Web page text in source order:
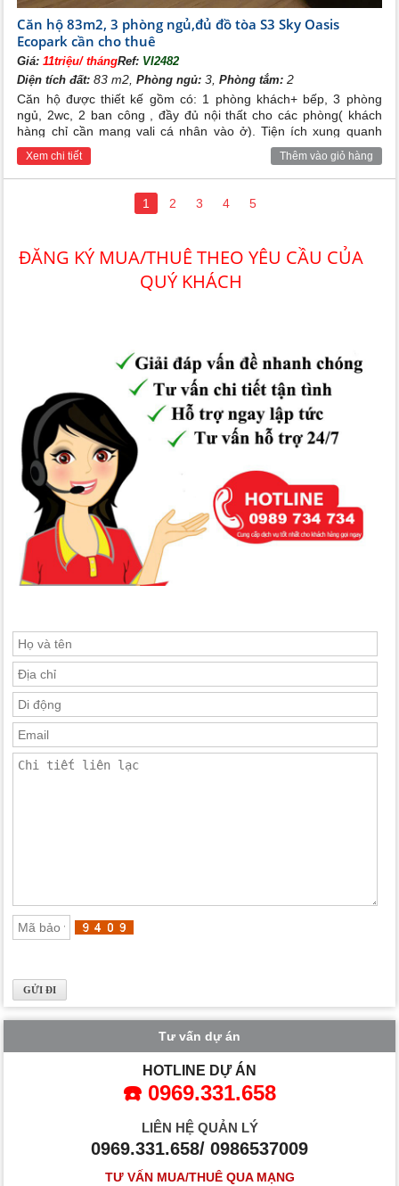
Căn hộ 83m2, 3 phòng ngủ,đủ đồ tòa S3 Sky Oasis
Ecopark cần cho thuê
Giá:11triệu/ thángRef: VI2482
Diện tích đất: 83 m2,Phòng ngủ: 3,Phòng tắm: 2
Căn hộ được thiết kế gồm có: 1 phòng khách+ bếp, 3 phòng
ngủ, 2wc, 2 ban công , đầy đủ nội thất cho các phòng( khách
hàng chỉ cần mang vali cá nhân vào ở). Tiện ích xung quanh
đầy đủ( trường học liên cấp 123, nhà trẻ, siêu thị, nhà hàng,
quán cafe, sân tennis, bể bơi ngoài trời...), an ninh và bảo vệ
24/24h
Xem chi tiết Thêm vào giỏ hàng
1 2 3 4 5
ĐĂNG KÝ MUA/THUÊ THEO YÊU CẦU CỦA
QUÝ KHÁCH
Tư vấn dự án
HOTLINE DỰ ÁN
☎️ 0969.331.658
LIÊN HỆ QUẢN LÝ
0969.331.658/ 0986537009
TƯ VẤN MUA/THUÊ QUA MẠNG